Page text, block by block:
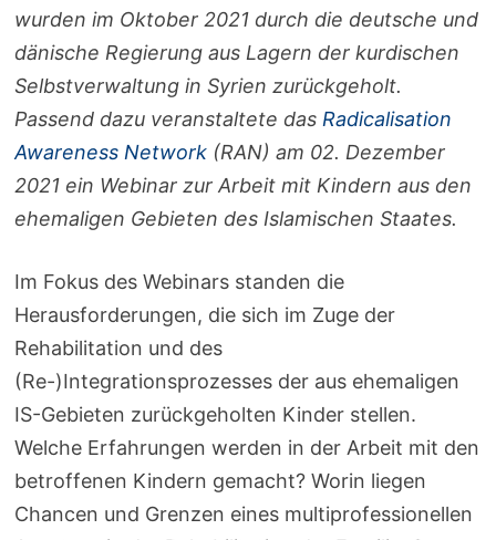
wurden im Oktober 2021 durch die deutsche und
dänische Regierung aus Lagern der kurdischen
Selbstverwaltung in Syrien zurückgeholt.
Passend dazu veranstaltete das Radicalisation
Awareness Network (RAN) am 02. Dezember
2021 ein Webinar zur Arbeit mit Kindern aus den
ehemaligen Gebieten des Islamischen Staates.
Im Fokus des Webinars standen die
Herausforderungen, die sich im Zuge der
Rehabilitation und des
(Re-)Integrationsprozesses der aus ehemaligen
IS-Gebieten zurückgeholten Kinder stellen.
Welche Erfahrungen werden in der Arbeit mit den
betroffenen Kindern gemacht? Worin liegen
Chancen und Grenzen eines multiprofessionellen